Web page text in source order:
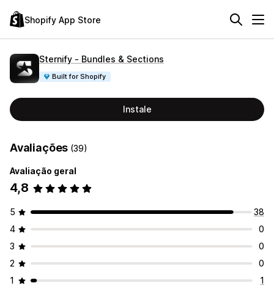
Shopify App Store
Sternify ‑ Bundles & Sections
Built for Shopify
Instale
Avaliações (39)
Avaliação geral
4,8
5
38
4
0
3
0
2
0
1
1